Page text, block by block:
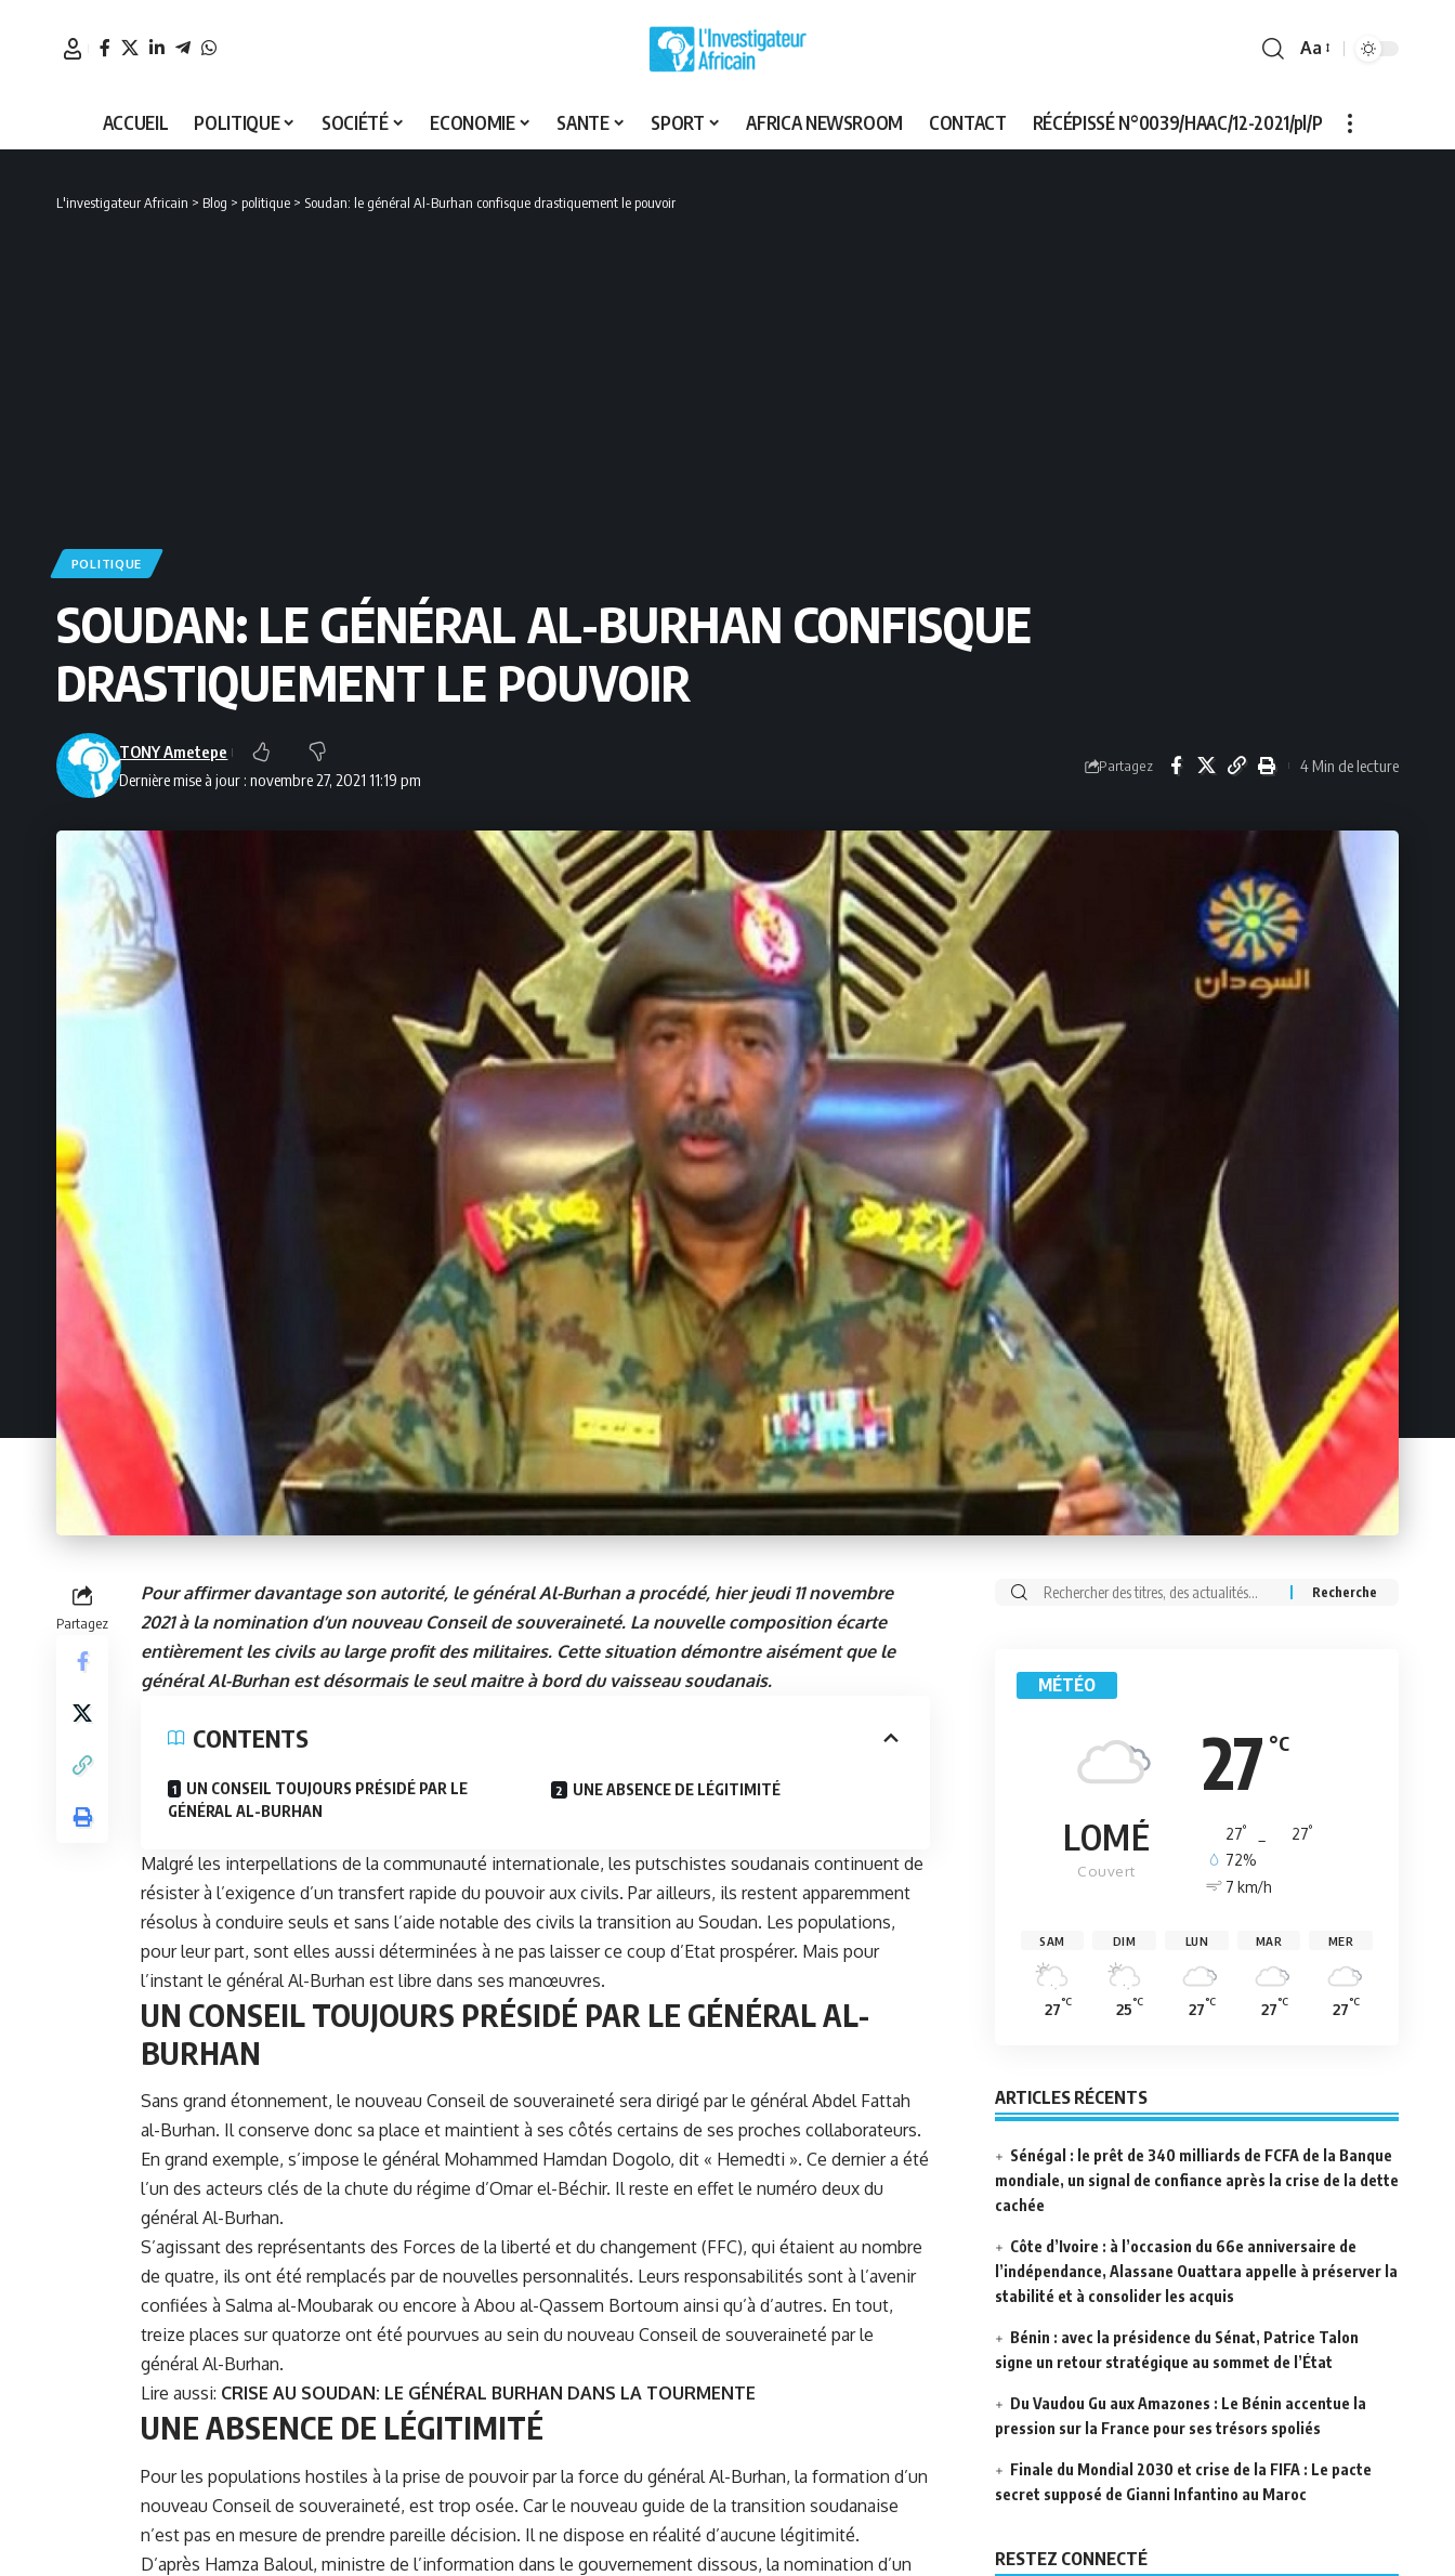
Font
Aa
ACCUEIL POLITIQUE SOCIÉTÉ ECONOMIE SANTE SPORT AFRICA NEWSROOM CONTACT RÉCÉPISSÉ N°0039/HAAC/12-2021/pl/P
L'investigateur Africain > Blog > politique > Soudan: le général Al-Burhan confisque drastiquement le pouvoir
POLITIQUE
SOUDAN: LE GÉNÉRAL AL-BURHAN CONFISQUE
DRASTIQUEMENT LE POUVOIR
Dernière mise à jour : novembre 27, 2021 11:19 pm
TONY Ametepe
Partagez 4 Min de lecture
Partagez
Pour affirmer davantage son autorité, le général Al-Burhan a procédé, hier jeudi 11 novembre
2021 à la nomination d’un nouveau Conseil de souveraineté. La nouvelle composition écarte
entièrement les civils au large profit des militaires. Cette situation démontre aisément que le
général Al-Burhan est désormais le seul maitre à bord du vaisseau soudanais.
CONTENTS
UN CONSEIL TOUJOURS PRÉSIDÉ PAR LE
GÉNÉRAL AL-BURHAN
UNE ABSENCE DE LÉGITIMITÉ
Malgré les interpellations de la communauté internationale, les putschistes soudanais continuent de
résister à l’exigence d’un transfert rapide du pouvoir aux civils. Par ailleurs, ils restent apparemment
résolus à conduire seuls et sans l’aide notable des civils la transition au Soudan. Les populations,
pour leur part, sont elles aussi déterminées à ne pas laisser ce coup d’Etat prospérer. Mais pour
l’instant le général Al-Burhan est libre dans ses manœuvres.
UN CONSEIL TOUJOURS PRÉSIDÉ PAR LE GÉNÉRAL AL-
BURHAN
Sans grand étonnement, le nouveau Conseil de souveraineté sera dirigé par le général Abdel Fattah
al-Burhan. Il conserve donc sa place et maintient à ses côtés certains de ses proches collaborateurs.
En grand exemple, s’impose le général Mohammed Hamdan Dogolo, dit « Hemedti ». Ce dernier a été
l’un des acteurs clés de la chute du régime d’Omar el-Béchir. Il reste en effet le numéro deux du
général Al-Burhan.
S’agissant des représentants des Forces de la liberté et du changement (FFC), qui étaient au nombre
de quatre, ils ont été remplacés par de nouvelles personnalités. Leurs responsabilités sont à l’avenir
confiées à Salma al-Moubarak ou encore à Abou al-Qassem Bortoum ainsi qu’à d’autres. En tout,
treize places sur quatorze ont été pourvues au sein du nouveau Conseil de souveraineté par le
général Al-Burhan.
Lire aussi: CRISE AU SOUDAN: LE GÉNÉRAL BURHAN DANS LA TOURMENTE
UNE ABSENCE DE LÉGITIMITÉ
Pour les populations hostiles à la prise de pouvoir par la force du général Al-Burhan, la formation d’un
nouveau Conseil de souveraineté, est trop osée. Car le nouveau guide de la transition soudanaise
n’est pas en mesure de prendre pareille décision. Il ne dispose en réalité d’aucune légitimité.
D’après Hamza Baloul, ministre de l’information dans le gouvernement dissous, la nomination d’un
Rechercher:
MÉTÉO
27 °C
LOMÉ
Couvert
27° 27°
72%
7 km/h
SAM
27°C
DIM
25°C
LUN
27°C
MAR
27°C
MER
27°C
ARTICLES RÉCENTS
Sénégal : le prêt de 340 milliards de FCFA de la Banque
mondiale, un signal de confiance après la crise de la dette
cachée
Côte d’Ivoire : à l’occasion du 66e anniversaire de
l’indépendance, Alassane Ouattara appelle à préserver la
stabilité et à consolider les acquis
Bénin : avec la présidence du Sénat, Patrice Talon
signe un retour stratégique au sommet de l’État
Du Vaudou Gu aux Amazones : Le Bénin accentue la
pression sur la France pour ses trésors spoliés
Finale du Mondial 2030 et crise de la FIFA : Le pacte
secret supposé de Gianni Infantino au Maroc
RESTEZ CONNECTÉ